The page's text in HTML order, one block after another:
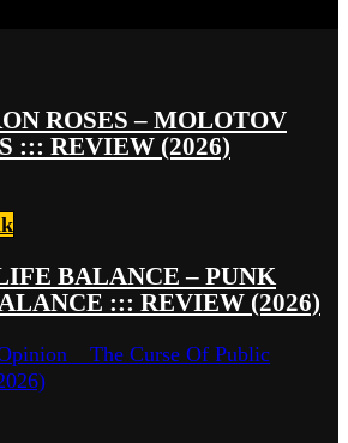
ROSES – MOLOTOV
::: REVIEW (2026)
BALANCE – PUNK
::: REVIEW (2026)